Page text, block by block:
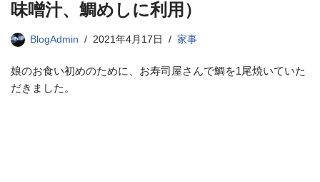
味噌汁、鯛めしに利用）
BlogAdmin 2021年4月17日 家事
娘のお食い初めのために、お寿司屋さんで鯛を1尾焼いていた
だきました。